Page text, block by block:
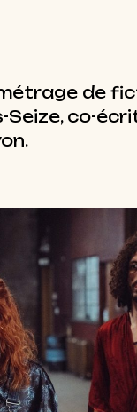
de
Seize, co-